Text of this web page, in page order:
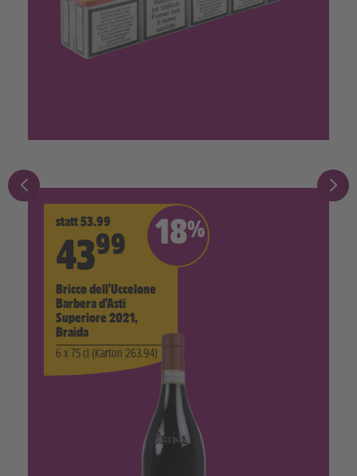
18%
statt 53.99
4399
Bricco dell'Uccelone
Barbera d'Asti
Superiore 2021,
Braida
6 x 75 cl (Karton 263.94)